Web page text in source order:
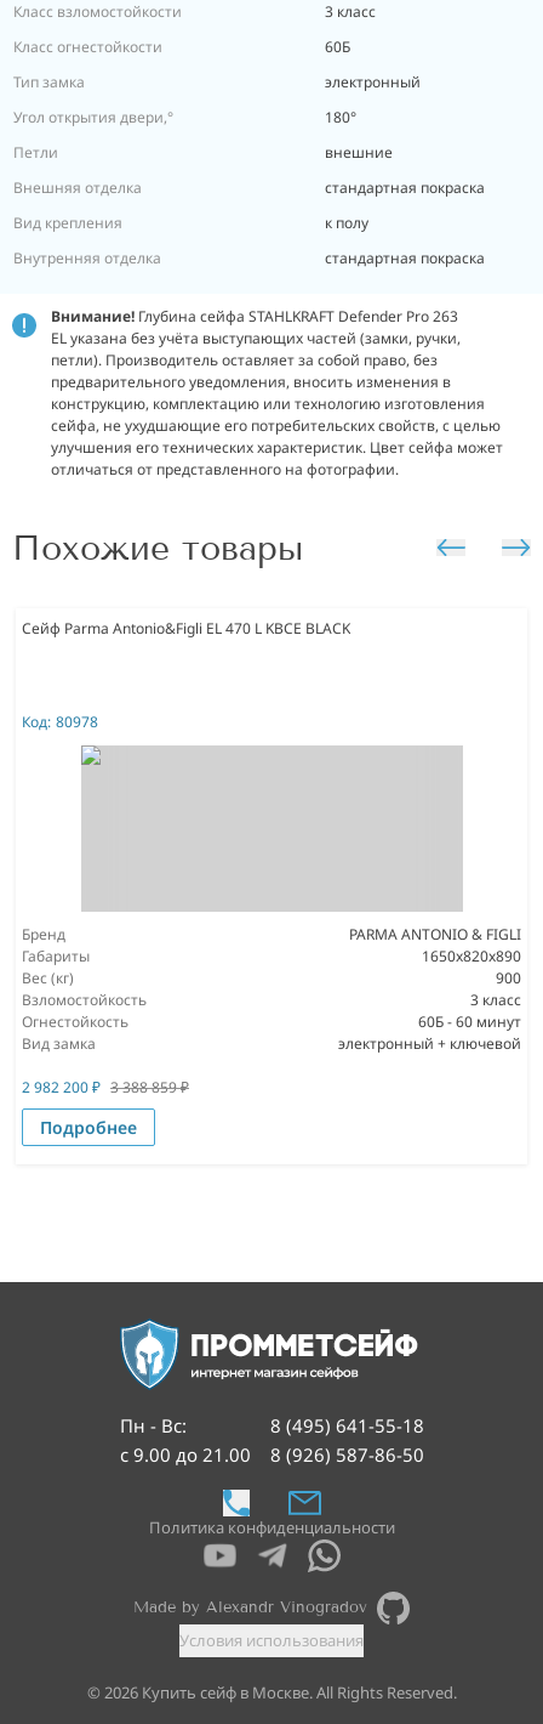
Класс взломостойкости
3 класс
Класс огнестойкости
60Б
Тип замка
электронный
Угол открытия двери,°
180°
Петли
внешние
Внешняя отделка
стандартная покраска
Вид крепления
к полу
Внутренняя отделка
стандартная покраска
Внимание! Глубина сейфа STAHLKRAFT Defender Pro 263
EL указана без учёта выступающих частей (замки, ручки,
петли). Производитель оставляет за собой право, без
предварительного уведомления, вносить изменения в
конструкцию, комплектацию или технологию изготовления
сейфа, не ухудшающие его потребительских свойств, с целью
улучшения его технических характеристик. Цвет сейфа может
отличаться от представленного на фотографии.
Похожие товары
Сейф Parma Antonio&Figli EL 470 L KBCE BLACK
Код: 80978
Бренд
PARMA ANTONIO & FIGLI
Габариты
1650x820x890
Вес (кг)
900
Взломостойкость
3 класс
Огнестойкость
60Б - 60 минут
Вид замка
электронный + ключевой
2 982 200₽ 3 388 859₽
Подробнее
Пн - Вс:
с 9.00 до 21.00
8 (495) 641-55-18
8 (926) 587-86-50
Политика конфиденциальности
Условия использования
© 2026Купить сейф в Москве. All Rights Reserved.
Made by Alexandr Vinogradov